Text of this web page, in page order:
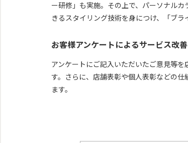
ー研修」も実施。その上で、パーソナル
きるスタイリング技術を身につけ、「ブラ
お客様アンケートによるサービス改善
アンケートにご記入いただいたご意見等
す。さらに、店舗表彰や個人表彰などの
ます。